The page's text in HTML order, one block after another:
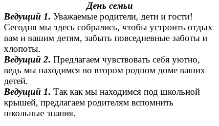
День семьи
Ведущий 1. Уважаемые родители, дети и гости!
Сегодня мы здесь собрались, чтобы устроить отдых
вам и вашим детям, забыть повседневные заботы и
хлопоты.
Ведущий 2. Предлагаем чувствовать себя уютно,
ведь мы находимся во втором родном доме ваших
детей.
Ведущий 1. Так как мы находимся под школьной
крышей, предлагаем родителям вспомнить
школьные знания.